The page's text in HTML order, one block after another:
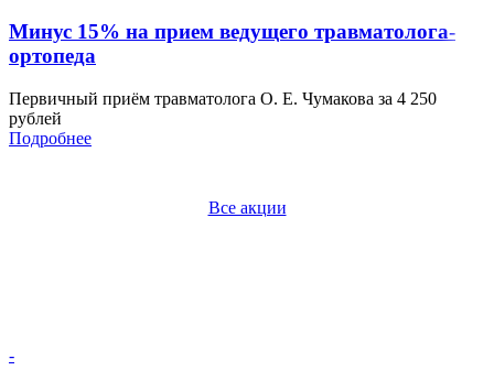
Минус 15% на прием ведущего травматолога-
ортопеда
Первичный приём травматолога О. Е. Чумакова за 4 250
рублей
Подробнее
Все акции
-